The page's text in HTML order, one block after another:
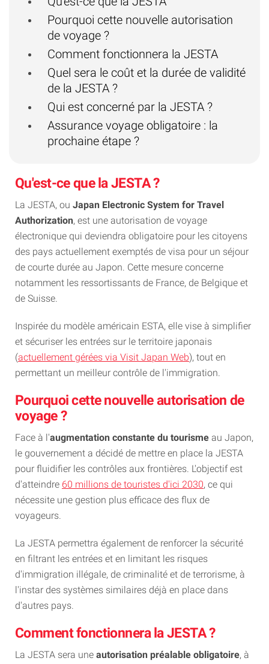
Pourquoi cette nouvelle autorisation
de voyage ?
Comment fonctionnera la JESTA
Quel sera le coût et la durée de validité
de la JESTA ?
Qui est concerné par la JESTA ?
Assurance voyage obligatoire : la
prochaine étape ?
Qu'est-ce que la JESTA ?
La JESTA, ou Japan Electronic System for Travel
Authorization, est une autorisation de voyage
électronique qui deviendra obligatoire pour les citoyens
des pays actuellement exemptés de visa pour un séjour
de courte durée au Japon. Cette mesure concerne
notamment les ressortissants de France, de Belgique et
de Suisse.
Inspirée du modèle américain ESTA, elle vise à simplifier
et sécuriser les entrées sur le territoire japonais
(actuellement gérées via Visit Japan Web), tout en
permettant un meilleur contrôle de l'immigration.
Pourquoi cette nouvelle autorisation de
voyage ?
Face à l'augmentation constante du tourisme au Japon,
le gouvernement a décidé de mettre en place la JESTA
pour fluidifier les contrôles aux frontières. L'objectif est
d'atteindre 60 millions de touristes d'ici 2030, ce qui
nécessite une gestion plus efficace des flux de
voyageurs.
La JESTA permettra également de renforcer la sécurité
en filtrant les entrées et en limitant les risques
d'immigration illégale, de criminalité et de terrorisme, à
l'instar des systèmes similaires déjà en place dans
d'autres pays.
Comment fonctionnera la JESTA ?
La JESTA sera une autorisation préalable obligatoire, à